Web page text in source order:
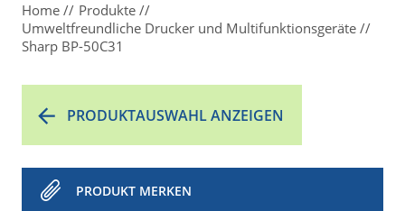
Home
Produkte
Umweltfreundliche Drucker und Multifunktionsgeräte
Sharp BP-50C31
PRODUKTAUSWAHL ANZEIGEN
PRODUKT MERKEN